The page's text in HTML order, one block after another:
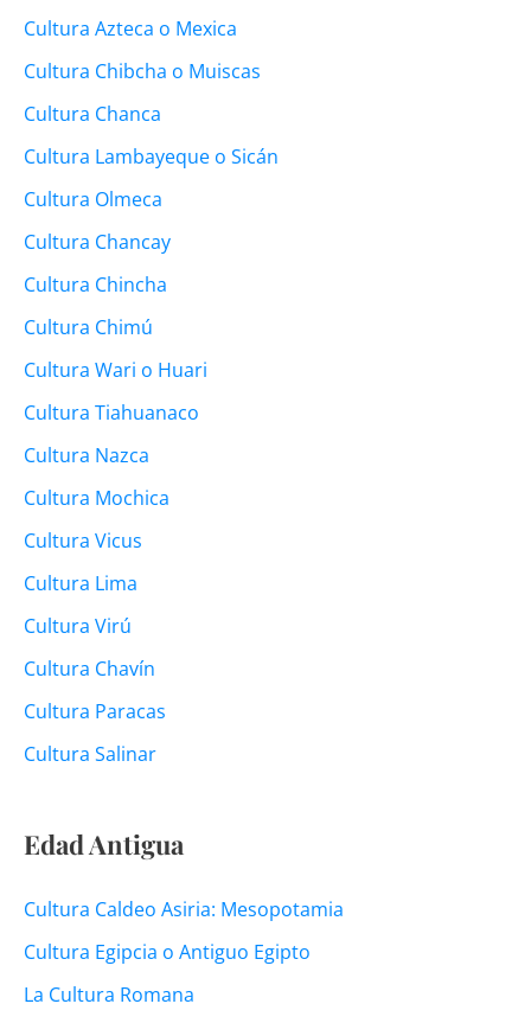
Cultura Azteca o Mexica
Cultura Chibcha o Muiscas
Cultura Chanca
Cultura Lambayeque o Sicán
Cultura Olmeca
Cultura Chancay
Cultura Chincha
Cultura Chimú
Cultura Wari o Huari
Cultura Tiahuanaco
Cultura Nazca
Cultura Mochica
Cultura Vicus
Cultura Lima
Cultura Virú
Cultura Chavín
Cultura Paracas
Cultura Salinar
Edad Antigua
Cultura Caldeo Asiria: Mesopotamia
Cultura Egipcia o Antiguo Egipto
La Cultura Romana